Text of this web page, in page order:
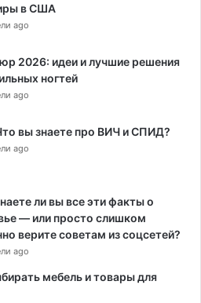
в США
ago
2026: идеи и лучшие решения
ногтей
ago
вы знаете про ВИЧ и СПИД?
ago
ли вы все эти факты о
— или просто слишком
верите советам из соцсетей?
ago
мебель и товары для